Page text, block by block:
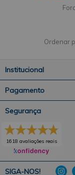
Ordenar
Institucional
Pagamento
SIGA-NOS!
Segurança
1618 avaliações reais